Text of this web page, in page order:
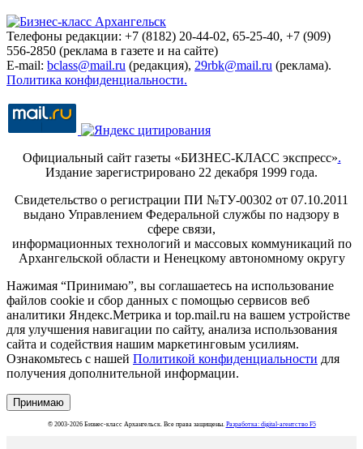
Телефоны редакции: +7 (8182) 20-44-02, 65-25-40, +7 (909)
556-2850 (реклама в газете и на сайте)
E-mail: bclass@mail.ru (редакция), 29rbk@mail.ru (реклама).
Политика конфиденциальности.
Официальный сайт газеты «БИЗНЕС-КЛАСС экспресс».
Издание зарегистрировано 22 декабря 1999 года.
Свидетельство о регистрации ПИ №ТУ-00302 от 07.10.2011
выдано Управлением Федеральной службы по надзору в
сфере связи,
информационных технологий и массовых коммуникаций по
Архангельской области и Ненецкому автономному округу
Нажимая “Принимаю”, вы соглашаетесь на использование
файлов cookie и сбор данных с помощью сервисов веб
аналитики Яндекс.Метрика и top.mail.ru на вашем устройстве
для улучшения навигации по сайту, анализа использования
сайта и содействия нашим маркетинговым усилиям.
Ознакомьтесь с нашей Политикой конфиденциальности для
получения дополнительной информации.
Принимаю
© 2003-2026 Бизнес-класс Архангельск. Все права защищены. Разработка: digital-агентство F5